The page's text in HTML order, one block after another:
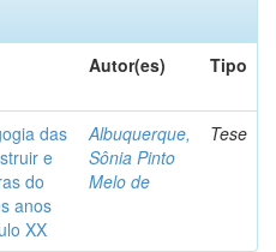
Autor(es) Tipo
das
e
do
anos
XX
Albuquerque,
Sônia Pinto
Melo de
Tese